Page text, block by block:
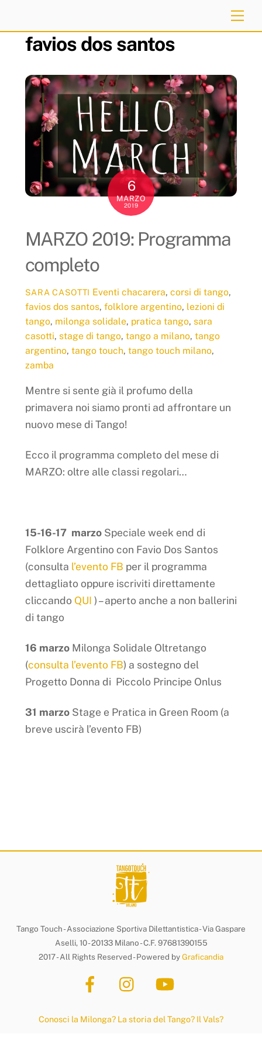
contentfavios dos santos
6
MARZO
2019
MARZO 2019: Programma
completo
SARA CASOTTI Eventi chacarera,corsi di tango,
favios dos santos, folklore argentino, lezioni di
tango, milonga solidale, pratica tango, sara
casotti, stage di tango, tango a milano, tango
argentino, tango touch, tango touch milano,
zamba
Mentre si sente già il profumo della
primavera noi siamo pronti ad affrontare un
nuovo mese di Tango!
Ecco il programma completo del mese di
MARZO: oltre alle classi regolari…
15-16-17 marzoSpeciale week end di
Folklore Argentino con Favio Dos Santos
(consulta l’evento FB per il programma
dettagliato oppure iscriviti direttamente
cliccando QUI ) – aperto anche a non ballerini
di tango
16 marzoMilonga Solidale Oltretango
(consulta l’evento FB) a sostegno del
Progetto Donna di Piccolo Principe Onlus
31 marzoStage e Pratica in Green Room (a
breve uscirà l’evento FB)
Tango Touch - Associazione Sportiva Dilettantistica - Via Gaspare
Aselli, 10 - 20133 Milano - C.F. 97681390155
2017 - All Rights Reserved - Powered byGraficandia
Conosci la Milonga? La storia del Tango? Il Vals?